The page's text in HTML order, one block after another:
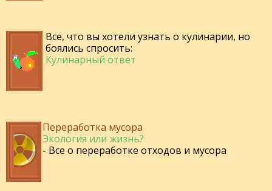
Все, что вы хотели узнать о кулинарии, но
боялись спросить:
Кулинарный ответ
Переработка мусора
Экология или жизнь?
- Все о переработке отходов и мусора